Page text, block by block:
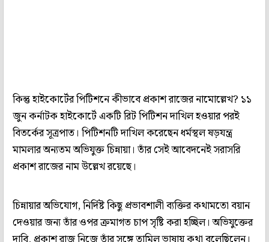
কিন্তু হাইকোর্টের পিটিশনে কীভাবে প্রকাশ রাজের নামোল্লেখ? ১১
জুন কর্নাটক হাইকোর্টে একটি রিট পিটিশন দাখিল হওয়ার পরই
বিতর্কের সূত্রপাত। পিটিশনটি দাখিল করেছেন ধর্মস্থল ষড়যন্ত্র
মামলার অন্যতম অভিযুক্ত চিন্নায়া। তাঁর সেই আবেদনেই সরাসরি
প্রকাশ রাজের নাম উল্লেখ রয়েছে।
চিন্নায়ার অভিযোগ, নির্দিষ্ট কিছু প্রভাবশালী ব্যক্তির কথামতো বয়ান
দেওয়ার জন্য তাঁর ওপর ক্রমাগত চাপ সৃষ্টি করা হচ্ছিল। অভিযুক্তের